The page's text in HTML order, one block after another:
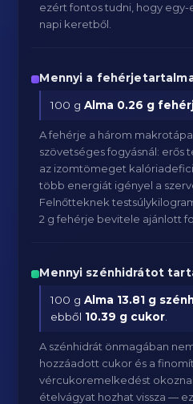
ezért fontos tudni, hogy egy-
napi keretből.
Mennyi a
100 gAlma 0.26 g
A fehérje a három
szövetséges fogyásnál:
az izomtömeget
több energiát igényel a
Felnőtteknek
2 g fehérje bevitele ajánlott
Mennyi szénhidrátot
100 gAlma 13.81 g
ebből 10.39 g cukor
A szénhidrát önmagában
hozzáadott cukor és a
vércukoremelkedést
ételvágyat hozhat vissza —